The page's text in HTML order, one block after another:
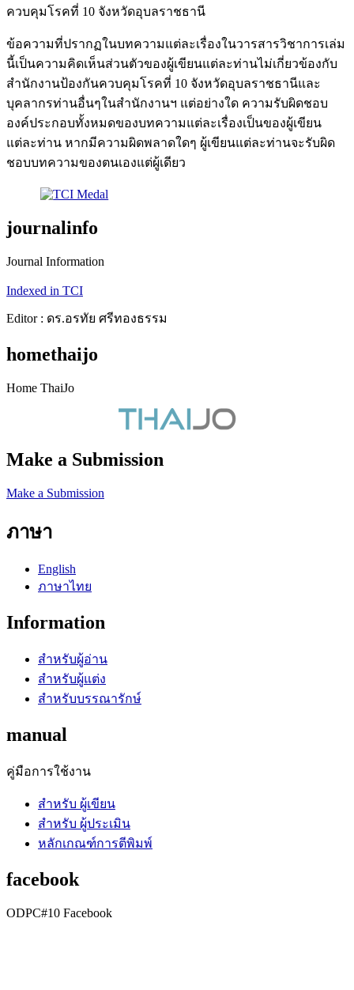
ควบคุมโรคที่ 10 จังหวัดอุบลราชธานี
ข้อความที่ปรากฏในบทความแต่ละเรื่องในวารสารวิชาการเล่ม
นี้เป็นความคิดเห็นส่วนตัวของผู้เขียนแต่ละท่านไม่เกี่ยวข้องกับ
สำนักงานป้องกันควบคุมโรคที่ 10 จังหวัดอุบลราชธานีและ
บุคลากรท่านอื่นๆในสำนักงานฯ แต่อย่างใด ความรับผิดชอบ
องค์ประกอบทั้งหมดของบทความแต่ละเรื่องเป็นของผู้เขียน
แต่ละท่าน หากมีความผิดพลาดใดๆ ผู้เขียนแต่ละท่านจะรับผิด
ชอบบทความของตนเองแต่ผู้เดียว
journalinfo
Journal Information
Indexed in TCI
Editor : ดร.อรทัย ศรีทองธรรม
homethaijo
Home ThaiJo
Make a Submission
Make a Submission
ภาษา
English
ภาษาไทย
Information
สำหรับผู้อ่าน
สำหรับผู้แต่ง
สำหรับบรรณารักษ์
manual
คู่มือการใช้งาน
สำหรับ ผู้เขียน
สำหรับ ผู้ประเมิน
หลักเกณฑ์การตีพิมพ์
facebook
ODPC#10 Facebook